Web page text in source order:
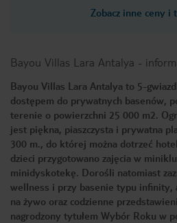
Zobacz inne ceny i
Bayou Villas Lara Antalya -
Bayou Villas Lara Antalya to 5-
dostępem do prywatnych basenów,
terenie o powierzchni 25 000 m2.
jest piękna, piaszczysta i prywatna
300 m., do której można dotrzeć
dzieci przygotowano zajęcia w
minidyskotekę. Dorośli natomiast
wellness i przy basenie typu infinity,
na żywo oraz codzienne
nagrodzony tytułem Wybór Roku w